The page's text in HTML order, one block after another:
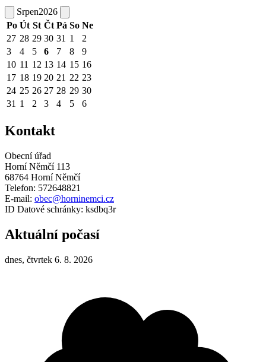
Srpen2026
Po Út St Čt Pá So Ne
27 28 29 30 31 1
2
3
4 5 6 7 8
9
10 11 12 13 14 15 16
17 18 19 20 21 22 23
24 25 26 27 28 29 30
31 1 2 3 4 5 6
Kontakt
Obecní úřad
Horní Němčí 113
68764 Horní Němčí
Telefon: 572648821
E-mail: obec@horninemci.cz
ID Datové schránky: ksdbq3r
Aktuální počasí
dnes, čtvrtek 6. 8. 2026